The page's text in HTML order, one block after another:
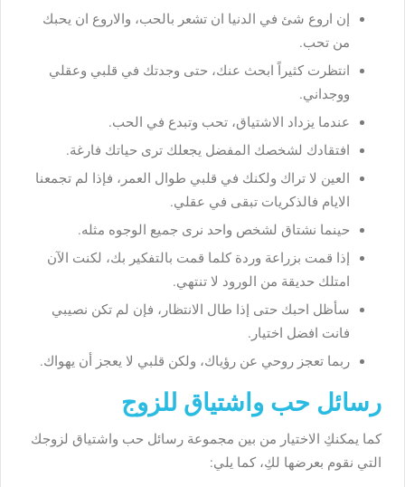
إن اروع شئ في الدنيا ان تشعر بالحب، والاروع ان يحبك
من تحب.
انتظرت كثيراً ابحث عنك، حتى وجدتك في قلبي وعقلي
ووجداني.
عندما يزداد الاشتياق، تحب وتبدع في الحب.
افتقادك لشخصك المفضل يجعلك ترى حياتك فارغة.
العين لا تراك ولكنك في قلبي طوال العمر، فإذا لم تجمعنا
الايام فالذكريات تبقى في عقلي.
حينما نشتاق لشخص واحد نرى جميع الوجوه مثله.
إذا قمت بزراعة وردة كلما قمت بالتفكير بك، لكنت الآن
امتلك حديقة من الورود لا تنتهي.
سأظل احبك حتى إذا طال الانتظار، فإن لم تكن نصيبي
فانت افضل اختيار.
ربما تعجز روحي عن رؤياك، ولكن قلبي لا يعجز أن يهواك.
رسائل حب واشتياق للزوج
كما يمكنكِ الاختيار من بين مجموعة رسائل حب واشتياق لزوجك
التي نقوم بعرضها لكِ، كما يلي: